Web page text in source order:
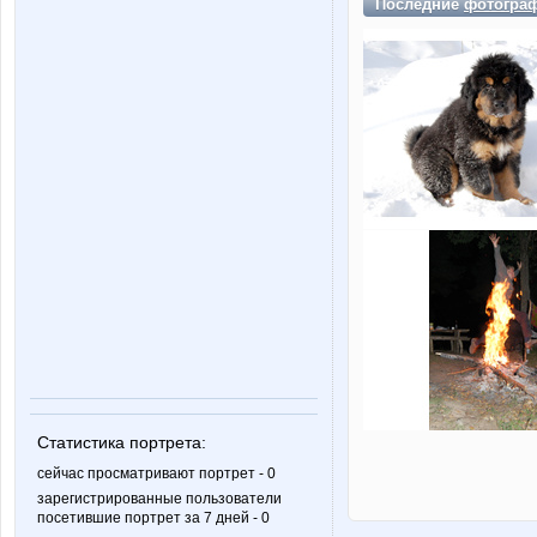
Статистика портрета:
сейчас просматривают портрет - 0
зарегистрированные пользователи
посетившие портрет за 7 дней - 0
Последние